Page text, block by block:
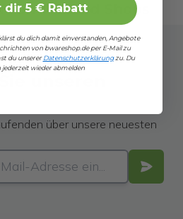
vonTrusted Shops
unseren
über unsere neuesten
dir 5 € Rabatt
du dich damit einverstanden, Angebote
von bwareshop.deper E-Mail zu
du unsererDatenschutzerklärungzu. Du
jederzeit wieder abmelden